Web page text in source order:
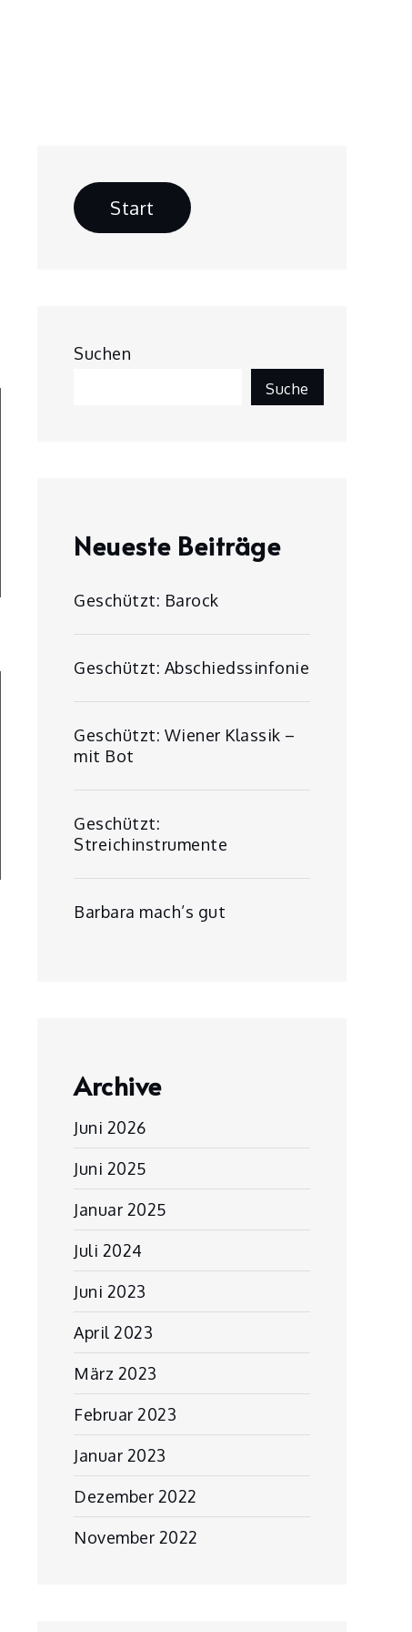
Start
Suchen
Suche
Neueste Beiträge
Geschützt: Barock
Geschützt: Abschiedssinfonie
Geschützt: Wiener Klassik –
mit Bot
Geschützt:
Streichinstrumente
Barbara mach’s gut
Archive
Juni 2026
Juni 2025
Januar 2025
Juli 2024
Juni 2023
April 2023
März 2023
Februar 2023
Januar 2023
Dezember 2022
November 2022